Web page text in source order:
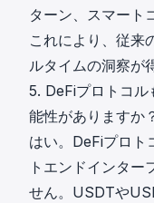
ターン、スマート
これにより、従来
ルタイムの洞察が
5. DeFiプロトコ
能性がありますか
はい。DeFiプロト
トエンドインター
せん。USDTや